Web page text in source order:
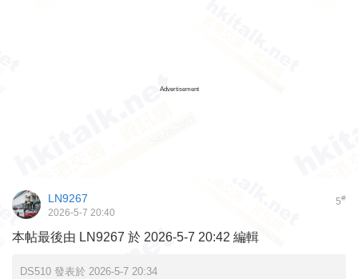
Advertisement
5#
LN9267
2026-5-7 20:40
本帖最後由 LN9267 於 2026-5-7 20:42 編輯
DS510 發表於 2026-5-7 20:34